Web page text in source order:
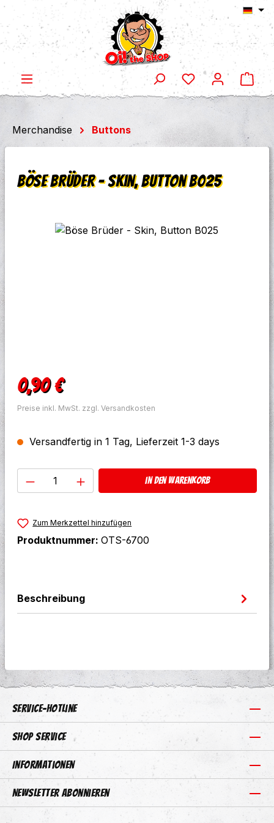
Zum Hauptinhalt springen
Merchandise Buttons
Böse Brüder - Skin, Button B025
Bildergalerie überspringen
Regulärer Preis:
0,90 €
Preise inkl. MwSt. zzgl. Versandkosten
Versandfertig in 1 Tag, Lieferzeit 1-3 days
Produkt Anzahl: Gib den
In den Warenkorb
Zum Merkzettel hinzufügen
Produktnummer: OTS-6700
Beschreibung
Service-Hotline
Shop Service
Informationen
Newsletter abonnieren